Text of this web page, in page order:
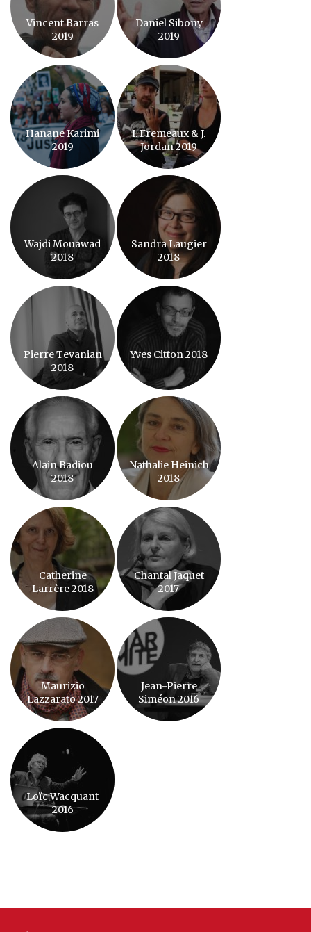
Vincent Barras
2019
Daniel Sibony
2019
Hanane Karimi
2019
I. Fremeaux & J.
Jordan 2019
Wajdi Mouawad
2018
Sandra Laugier
2018
Pierre Tevanian
2018
Yves Citton 2018
Alain Badiou
2018
Nathalie Heinich
2018
Catherine
Larrère 2018
Chantal Jaquet
2017
Maurizio
Lazzarato 2017
Jean-Pierre
Siméon 2016
Loïc Wacquant
2016